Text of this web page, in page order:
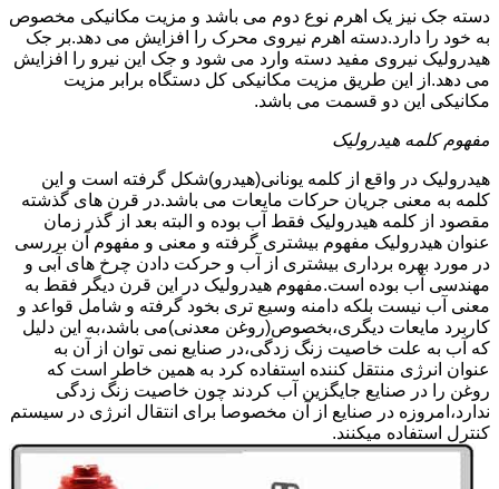
دسته جک نیز یک اهرم نوع دوم می باشد و مزیت مکانیکی مخصوص
به خود را دارد.دسته اهرم نیروی محرک را افزایش می دهد.بر جک
هیدرولیک نیروی مفید دسته وارد می شود و جک این نیرو را افزایش
می دهد.از این طریق مزیت مکانیکی کل دستگاه برابر مزیت
مکانیکی این دو قسمت می باشد.
مفهوم کلمه هیدرولیک
هیدرولیک در واقع از کلمه یونانی(هیدرو)شکل گرفته است و این
کلمه به معنی جریان حرکات مایعات می باشد.در قرن های گذشته
مقصود از کلمه هیدرولیک فقط آب بوده و البته بعد از گذر زمان
عنوان هیدرولیک مفهوم بیشتری گرفته و معنی و مفهوم آن بررسی
در مورد بهره برداری بیشتری از آب و حرکت دادن چرخ های آبی و
مهندسی آب بوده است.مفهوم هیدرولیک در این قرن دیگر فقط به
معنی آب نیست بلکه دامنه وسیع تری بخود گرفته و شامل قواعد و
کاربرد مایعات دیگری،بخصوص(روغن معدنی)می باشد،به این دلیل
که آب به علت خاصیت زنگ زدگی،در صنایع نمی توان از آن به
عنوان انرژی منتقل کننده استفاده کرد به همین خاطر است که
روغن را در صنایع جایگزین آب کردند چون خاصیت زنگ زدگی
ندارد،امروزه در صنایع از آن مخصوصا برای انتقال انرژی در سیستم
کنترل استفاده میکنند.